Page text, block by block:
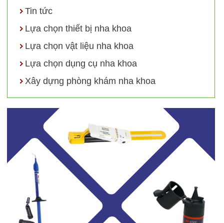
Tin tức
Lựa chọn thiết bị nha khoa
Lựa chọn vật liệu nha khoa
Lựa chọn dụng cụ nha khoa
Xây dựng phòng khám nha khoa